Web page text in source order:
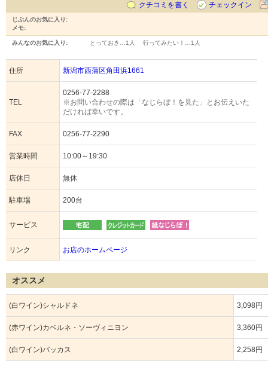
クチコミを書く
チェックイン
じぶんのお気に入り:
メモ:
みんなのお気に入り: とっておき… 1人 行ってみたい！… 1人
住所 新潟市西蒲区角田浜1661
TEL
0256-77-2288
※お問い合わせの際は「なじらぼ！を見た」とお伝えいた
だければ幸いです。
FAX 0256-77-2290
営業時間 10:00～19:30
店休日 無休
駐車場 200台
サービス
リンク お店のホームページ
オススメ
(白ワイン)シャルドネ 3,098円
(赤ワイン)カベルネ・ソーヴィニヨン 3,360円
(白ワイン)バッカス 2,258円